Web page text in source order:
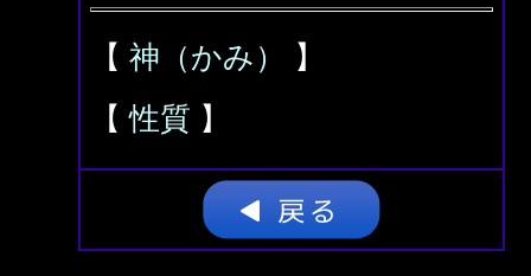
【 神（かみ）
】
【性質 】